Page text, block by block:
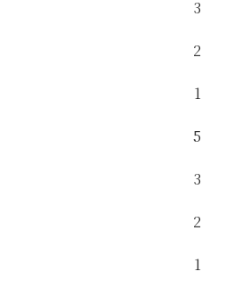
3
2
1
5
3
2
1